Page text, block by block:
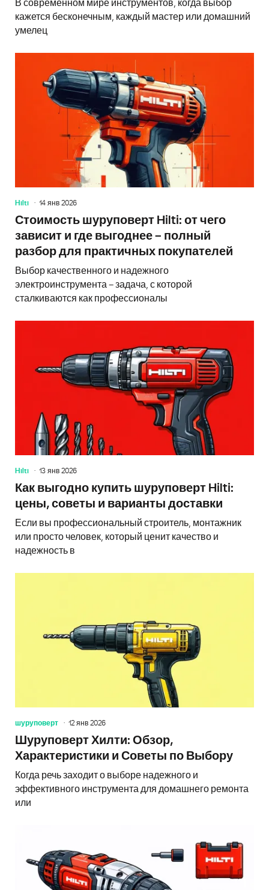
В современном мире инструментов, когда выбор
кажется бесконечным, каждый мастер или домашний
умелец
Hilti 14 янв 2026
Стоимость шуруповерт Hilti: от чего
зависит и где выгоднее – полный
разбор для практичных покупателей
Выбор качественного и надежного
электроинструмента – задача, с которой
сталкиваются как профессионалы
Hilti 13 янв 2026
Как выгодно купить шуруповерт Hilti:
цены, советы и варианты доставки
Если вы профессиональный строитель, монтажник
или просто человек, который ценит качество и
надежность в
шуруповерт 12 янв 2026
Шуруповерт Хилти: Обзор,
Характеристики и Советы по Выбору
Когда речь заходит о выборе надежного и
эффективного инструмента для домашнего ремонта
или